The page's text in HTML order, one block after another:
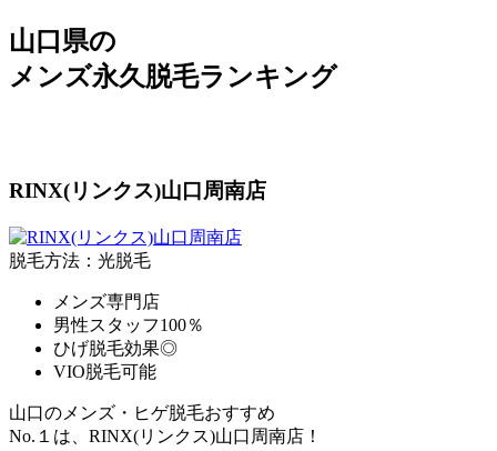
山口県の
メンズ永久脱毛ランキング
RINX(リンクス)山口周南店
脱毛方法：光脱毛
メンズ専門店
男性スタッフ100％
ひげ脱毛効果◎
VIO脱毛可能
山口のメンズ・ヒゲ脱毛おすすめ
No.１は、RINX(リンクス)山口周南店！